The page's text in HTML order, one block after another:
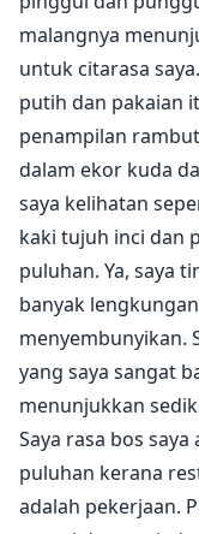
malangnya
untuk citarasa
putih dan pakaian
penampilan
dalam ekor kuda
saya kelihatan
kaki tujuh inci dan
puluhan. Ya, saya
banyak
menyembunyikan.
yang saya sangat
menunjukkan
Saya rasa bos
puluhan kerana
adalah pekerjaan.